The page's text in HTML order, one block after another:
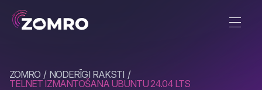
ZOMRO
NODERĪGI RAKSTI
TELNET IZMANTOŠANA UBUNTU 24.04 LTS